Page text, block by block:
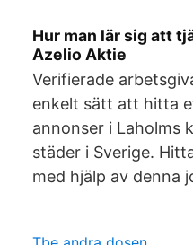
Hur man lär sig att
Azelio Aktie
Verifierade
enkelt sätt att hitta
annonser i Laholms
städer i Sverige.
med hjälp av denna